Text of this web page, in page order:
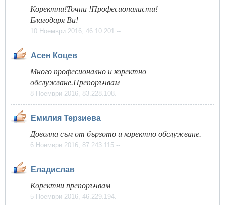
Коректни!Точни !Професионалисти!
Благодаря Ви!
10 Ноември 2016, 46.10.201.--
Асен Коцев
Много професионално и коректно
обслужване.Препоръчвам
8 Ноември 2016, 83.228.108.--
Емилия Терзиева
Доволнa съм от бързото и коректно обслужване.
6 Ноември 2016, 87.243.115.--
Еладислав
Коректни препоръчвам
5 Ноември 2016, 46.229.194.--